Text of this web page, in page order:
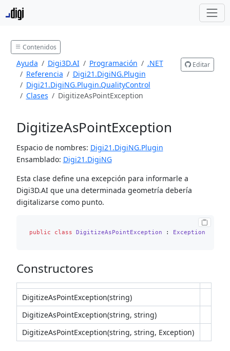
Contenidos
Ayuda Digi3D.AI Programación
.NET
Referencia
Digi21.DigiNG.Plugin
Digi21.DigiNG.Plugin.QualityControl
Clases
DigitizeAsPointException
Editar
DigitizeAsPointException
Espacio de nombres: Digi21.DigiNG.Plugin
Ensamblado: Digi21.DigiNG
Esta clase define una excepción para informarle a
Digi3D.AI que una determinada geometría debería
digitalizarse como punto.
public class DigitizeAsPointException : Exception
Constructores
DigitizeAsPointException(string)
DigitizeAsPointException(string, string)
DigitizeAsPointException(string, string, Exception)